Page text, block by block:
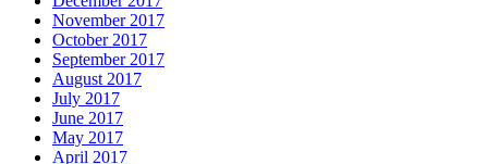
November 2017
October 2017
September 2017
August 2017
July 2017
June 2017
May 2017
April 2017